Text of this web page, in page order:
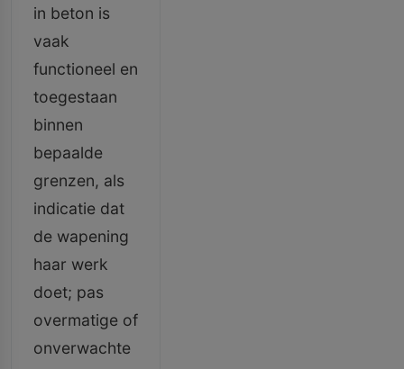
in beton is
vaak
functioneel en
toegestaan
binnen
bepaalde
grenzen, als
indicatie dat
de wapening
haar werk
doet; pas
overmatige of
onverwachte